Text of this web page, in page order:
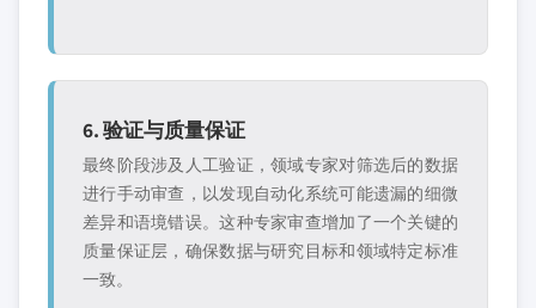
6. 验证与质量保证
最终阶段涉及人工验证，领域专家对筛选后的数据
进行手动审查，以发现自动化系统可能遗漏的细微
差异和语境错误。这种专家审查增加了一个关键的
质量保证层，确保数据与研究目标和领域特定标准
一致。